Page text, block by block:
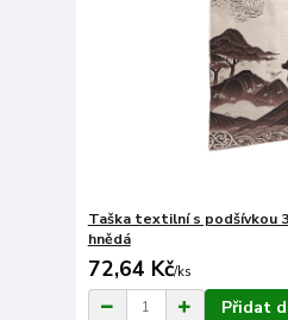
Taška textilní s podšívkou
hnědá
72,64 Kč/ks
Přidat